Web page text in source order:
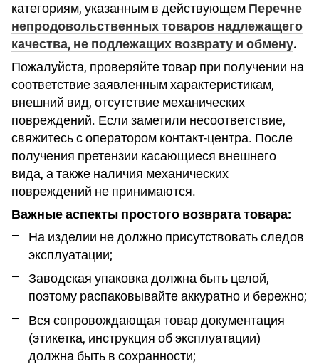
категориям, указанным в действующем Перечне
непродовольственных товаров надлежащего
качества, не подлежащих возврату и обмену.
Пожалуйста, проверяйте товар при получении на
соответствие заявленным характеристикам,
внешний вид, отсутствие механических
повреждений. Если заметили несоответствие,
свяжитесь с оператором контакт-центра. После
получения претензии касающиеся внешнего
вида, а также наличия механических
повреждений не принимаются.
Важные аспекты простого возврата товара:
На изделии не должно присутствовать следов
эксплуатации;
Заводская упаковка должна быть целой,
поэтому распаковывайте аккуратно и бережно;
Вся сопровождающая товар документация
(этикетка, инструкция об эксплуатации)
должна быть в сохранности;